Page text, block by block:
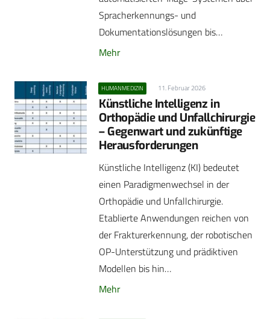
Spracherkennungs- und
Dokumentationslösungen bis…
Mehr
HUMANMEDIZIN 11. Februar 2026
Künstliche Intelligenz in
Orthopädie und Unfallchirurgie
– Gegenwart und zukünftige
Herausforderungen
Künstliche Intelligenz (KI) bedeutet
einen Paradigmenwechsel in der
Orthopädie und Unfallchirurgie.
Etablierte Anwendungen reichen von
der Frakturerkennung, der robotischen
OP-Unterstützung und prädiktiven
Modellen bis hin…
Mehr